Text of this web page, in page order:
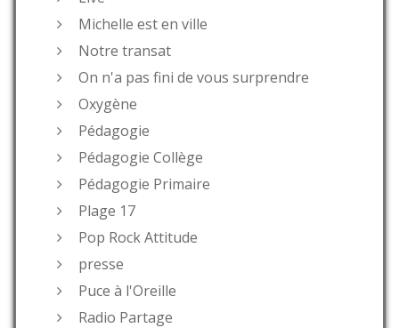
Michelle est en ville
Notre transat
On n'a pas fini de vous surprendre
Oxygène
Pédagogie
Pédagogie Collège
Pédagogie Primaire
Plage 17
Pop Rock Attitude
presse
Puce à l'Oreille
Radio Partage